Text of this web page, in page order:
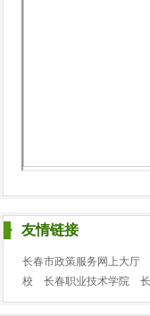
友情链接
长春市政策服务网上大厅
校
长春职业技术学院